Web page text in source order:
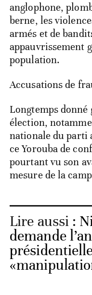
anglophone,
berne, les
armés et de
appauvrissement
population.
Accusations de
Longtemps
élection,
nationale du parti
ce Yorouba de
pourtant vu son
mesure de la
Lire aussi :
demande